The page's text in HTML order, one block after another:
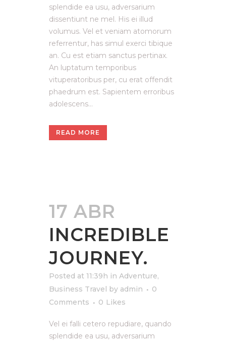
splendide ea usu, adversarium
dissentiunt ne mel. His ei illud
volumus. Vel et veniam atomorum
referrentur, has simul exerci tibique
an. Cu est etiam sanctus pertinax.
An luptatum temporibus
vituperatoribus per, cu erat offendit
phaedrum est. Sapientem erroribus
adolescens...
READ MORE
17 ABR
INCREDIBLE
JOURNEY.
Posted at 11:39h in Adventure,
Business Travel by admin
0
Comments
0 Likes
Vel ei falli cetero repudiare, quando
splendide ea usu, adversarium